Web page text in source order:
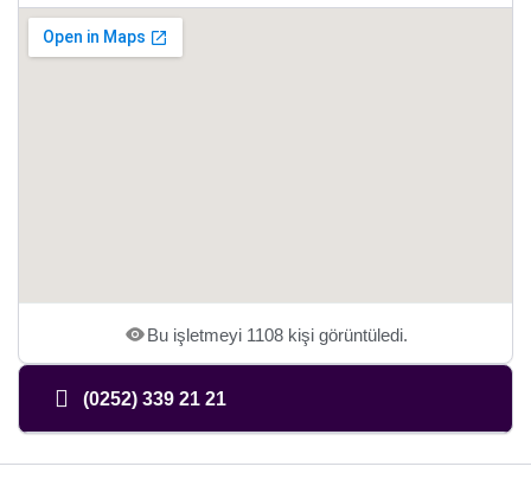
Bu işletmeyi 1108 kişi görüntüledi.
(0252) 339 21 21